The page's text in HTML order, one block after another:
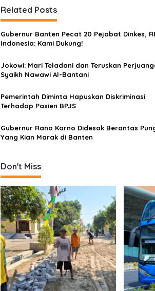
t
n
a
i
a
t
i
o
Related Posts
Gubernur Banten Pecat 20 Pejabat Dinkes,
Indonesia: Kami Dukung!
Jokowi: Mari Teladani dan Teruskan
Syaikh Nawawi Al-Bantani
Pemerintah Diminta Hapuskan Diskriminasi
Terhadap Pasien BPJS
Gubernur Rano Karno Didesak Berantas
Yang Kian Marak di Banten
Don't Miss